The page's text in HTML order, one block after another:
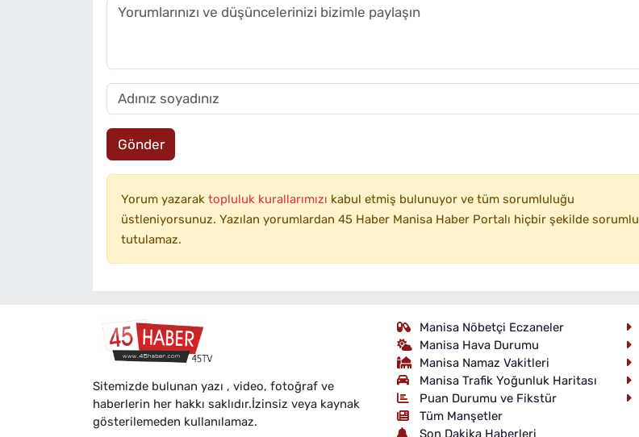
Gönder
Yorum yazarak topluluk kurallarımızı kabul etmiş bulunuyor ve tüm sorumluluğu
üstleniyorsunuz. Yazılan yorumlardan 45 Haber Manisa Haber Portalı hiçbir şekilde sorumlu
tutulamaz.
Sitemizde bulunan yazı , video, fotoğraf ve
haberlerin her hakkı saklıdır.İzinsiz veya kaynak
gösterilemeden kullanılamaz.
Manisa Nöbetçi Eczaneler
Manisa Hava Durumu
Manisa Namaz Vakitleri
Manisa Trafik Yoğunluk Haritası
Puan Durumu ve Fikstür
Tüm Manşetler